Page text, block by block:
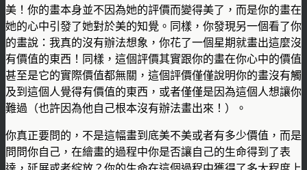
美！你的畫本身並不因為她的評價而變得美了，而是你的畫在
她的心中引發了她對於美的知覺。同樣，你發現另一個看了你
的畫說：我真的沒有辦法想象，你花了一個星期就畫出這麼沒
有價值的東西！同樣，這個評價其實跟你的畫在你心中的價值
甚至是它的實際價值都無關，這個評價僅僅說明你的畫沒有觸
及到這個人覺得有價值的東西，或者僅僅是因為這個人想讓你
難過（也許因為他自己根本沒有辦法畫出來！）。
你真正要問的，不是這幅畫到底美不美或者有多少價值，而是
問問你自己，在繪畫的過程中你是否讓自己的生命得到了表